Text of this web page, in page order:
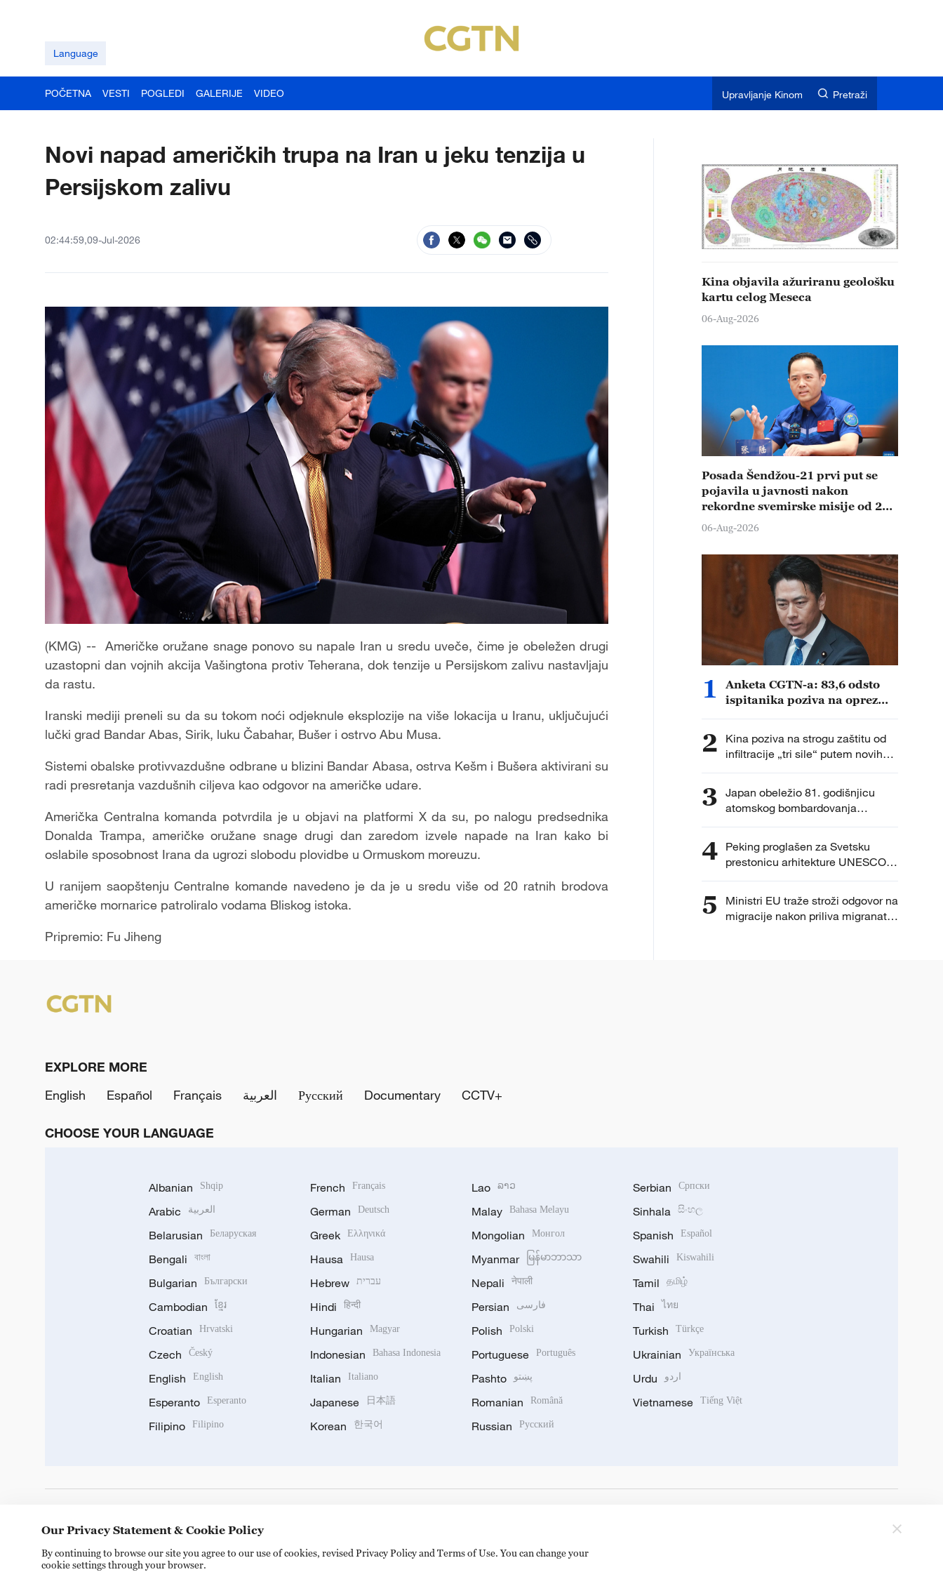
Language
POČETNA VESTI POGLEDI GALERIJE VIDEO Upravljanje Kinom Pretraži
Novi napad američkih trupa na Iran u jeku tenzija u
Persijskom zalivu
02:44:59,09-Jul-2026
(KMG) -- Američke oružane snage ponovo su napale Iran u sredu uveče, čime je obeležen drugi
uzastopni dan vojnih akcija Vašingtona protiv Teherana, dok tenzije u Persijskom zalivu nastavljaju
da rastu.
Iranski mediji preneli su da su tokom noći odjeknule eksplozije na više lokacija u Iranu, uključujući
lučki grad Bandar Abas, Sirik, luku Čabahar, Bušer i ostrvo Abu Musa.
Sistemi obalske protivvazdušne odbrane u blizini Bandar Abasa, ostrva Kešm i Bušera aktivirani su
radi presretanja vazdušnih ciljeva kao odgovor na američke udare.
Američka Centralna komanda potvrdila je u objavi na platformi X da su, po nalogu predsednika
Donalda Trampa, američke oružane snage drugi dan zaredom izvele napade na Iran kako bi
oslabile sposobnost Irana da ugrozi slobodu plovidbe u Ormuskom moreuzu.
U ranijem saopštenju Centralne komande navedeno je da je u sredu više od 20 ratnih brodova
američke mornarice patroliralo vodama Bliskog istoka.
Pripremio: Fu Jiheng
Kina objavila ažuriranu geološku
kartu celog Meseca
06-Aug-2026
Posada Šendžou-21 prvi put se
pojavila u javnosti nakon
rekordne svemirske misije od 210
dana
06-Aug-2026
1
Anketa CGTN-a: 83,6 odsto
ispitanika poziva na oprez
2
Kina poziva na strogu zaštitu od
infiltracije „tri sile“ putem novih
tehnologija
3 Japan obeležio 81. godišnjicu
atomskog bombardovanja
Hirošime uz debatu o nuklearnoj
4 Peking proglašen za Svetsku
prestonicu arhitekture UNESCO-
UIA za 2029. godinu
5
Ministri EU traže stroži odgovor na
migracije nakon priliva migranata
EXPLORE MORE
English
Español Français العربية Русский Documentary CCTV+
CHOOSE YOUR LANGUAGE
Albanian Shqip
Arabic العربية
Belarusian Беларуская
Bengali বাংলা
Bulgarian Български
Cambodian ខ្មែរ
Croatian Hrvatski
Czech Český
English English
Esperanto Esperanto
Filipino Filipino
French Français
German Deutsch
Greek Ελληνικά
Hausa Hausa
Hebrew עברית
Hindi हिन्दी
Hungarian Magyar
Indonesian Bahasa Indonesia
Italian Italiano
Japanese 日本語
Korean 한국어
Lao ລາວ
Malay Bahasa Melayu
Mongolian Монгол
Myanmar မြန်မာဘာသာ
Nepali नेपाली
Persian فارسی
Polish Polski
Portuguese Português
Pashto پښتو
Romanian Română
Russian Русский
Serbian Српски
Sinhala සිංහල
Spanish Español
Swahili Kiswahili
Tamil தமிழ்
Thai ไทย
Turkish Türkçe
Ukrainian Українська
Urdu اردو
Vietnamese Tiếng Việt
Our Privacy Statement & Cookie Policy
By continuing to browse our site you agree to our use of cookies, revised Privacy Policy and Terms of Use. You can change your
cookie settings through your browser.